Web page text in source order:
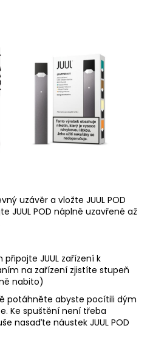
uzávěr a vložte JUUL POD
JUUL POD náplně uzavřené až
JUUL zařízení k
na zařízení zjistíte stupeň
nabito)
potáhněte abyste pocítili dým
Ke spuštění není třeba
nasaďte náustek JUUL POD